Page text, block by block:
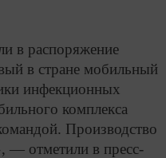
в распоряжение
в стране мобильный
инфекционных
комплекса
Производство
— отметили в пресс-